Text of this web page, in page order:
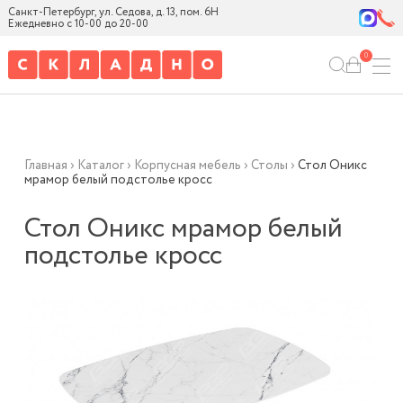
Санкт-Петербург, ул. Седова, д. 13, пом. 6Н
Ежедневно с 10-00 до 20-00
0
Главная › Каталог› Корпусная мебель › Столы › Стол Оникс
мрамор белый подстолье кросс
Стол Оникс мрамор белый
подстолье кросс